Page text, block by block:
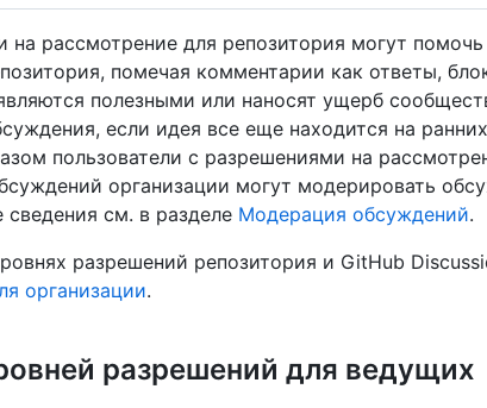
на рассмотрение для репозитория могут помочь
помечая комментарии как ответы,
полезными или наносят ущерб
если идея все еще находится на
пользователи с разрешениями на
организации могут модерировать
см. в разделе Модерация обсуждений.
разрешений репозитория и GitHub
организации.
разрешений для ведущих